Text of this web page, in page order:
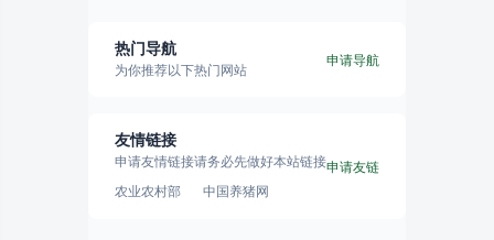
热门导航
为你推荐以下热门网站
申请导航
友情链接
申请友情链接请务必先做好本站链接
农业农村部
中国养猪网
申请友链